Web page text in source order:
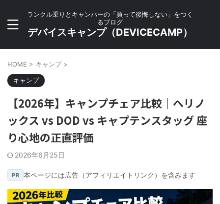
ランクル乗りとキャンパーの「買って後悔しない」をつく
るブログ
デバイスキャンプ（DEVICECAMP）
HOME > キャンプ >
キャンプ
【2026年】キャンプチェア比較｜ヘリノ
ックス vs DOD vs キャプテンスタッグ 座
り心地の正直評価
2026年6月25日
PR 本ページには広告（アフィリエイトリンク）を含みます